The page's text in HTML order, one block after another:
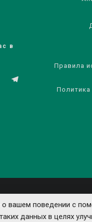
в
Правила
Политика
о вашем поведении с
данных в целях